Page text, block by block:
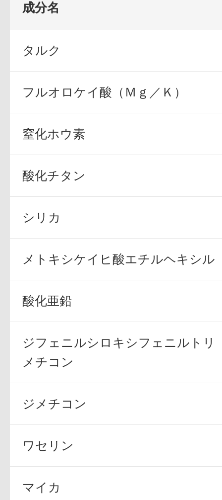
スキンケア人気ライン
ドレススノー
ドレスリフト
プリマモイスト
クレンズオイル
成分名
タルク
フルオロケイ酸（Ｍｇ／Ｋ）
窒化ホウ素
酸化チタン
シリカ
メトキシケイヒ酸エチルヘキシル
酸化亜鉛
ジフェニルシロキシフェニルトリ
メチコン
ジメチコン
ワセリン
マイカ